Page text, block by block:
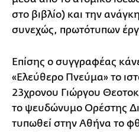
στο βιβλίο) και την
συνεχώς, πρωτότυπων
Επίσης ο συγγραφέας
«Ελεύθερο Πνεύμα» το
23χρονου Γιώργου
το ψευδώνυμο Ορέστης
τυπωθεί στην Αθήνα το